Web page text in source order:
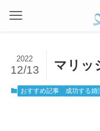
マリッ
2022
12/13
おすすめ記事 成功する婚